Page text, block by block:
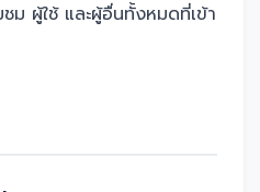
ม ผู้ใช้ และผู้อื่นทั้งหมดที่เข้า